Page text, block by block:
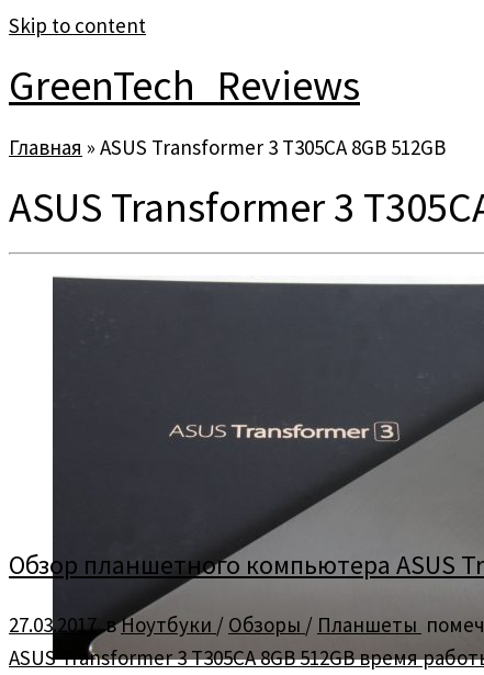
Skip to content
GreenTech_Reviews
Главная » ASUS Transformer 3 T305CA 8GB 512GB
ASUS Transformer 3
Обзор планшетного компьютера ASUS
27.03.2017вНоутбуки / Обзоры / Планшеты
ASUS Transformer 3 T305CA 8GB 512GB время